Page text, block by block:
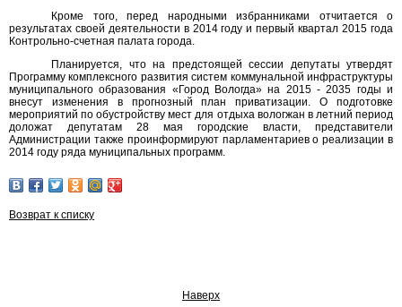
Кроме того, перед народными избранниками отчитается о
результатах своей деятельности в 2014 году и первый квартал 2015 года
Контрольно-счетная палата города.
Планируется, что на предстоящей сессии депутаты утвердят
Программу комплексного развития систем коммунальной инфраструктуры
муниципального образования «Город Вологда» на 2015 - 2035 годы и
внесут изменения в прогнозный план приватизации. О подготовке
мероприятий по обустройству мест для отдыха вологжан в летний период
доложат депутатам 28 мая городские власти, представители
Администрации также проинформируют парламентариев о реализации в
2014 году ряда муниципальных программ.
Возврат к списку
Наверх